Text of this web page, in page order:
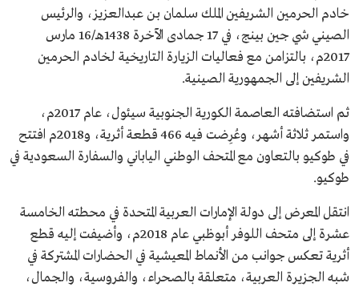
خادم الحرمين الشريفين الملك سلمان بن عبدالعزيز، والرئيس
الصيني شي جين بينج، في 17 جمادى الآخرة 1438هـ/16 مارس
2017م، بالتزامن مع فعاليات الزيارة التاريخية لخادم الحرمين
الشريفين إلى الجمهورية الصينية.
ثم استضافته العاصمة الكورية الجنوبية سيئول، عام 2017م،
واستمر ثلاثة أشهر، وعُرِضت فيه 466 قطعة أثرية، و2018م افتتح
في طوكيو بالتعاون مع المتحف الوطني الياباني والسفارة السعودية في
طوكيو.
انتقل المعرض إلى دولة الإمارات العربية المتحدة في محطته الخامسة
عشرة إلى متحف اللوفر أبوظبي عام 2018م، وأضيفت إليه قطع
أثرية تعكس جوانب من الأنماط المعيشية في الحضارات المشتركة في
شبه الجزيرة العربية، متعلقة بالصحراء، والفروسية، والجمال،